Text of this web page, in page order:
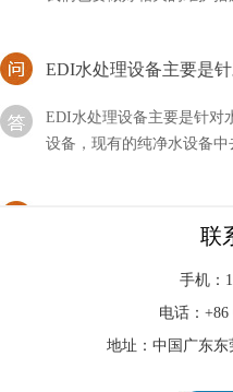
设备，现有的纯净水设备
除氟设备，即可清除干净水
edi膜堆很多厂家都会有生
edi的通信方式有哪几种
联
手机：
电话：+86
地址：中国广东